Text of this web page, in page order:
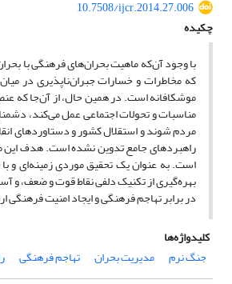
10.7508/ijcr.2014.27.006
چکیده
با وجود آن‌که ماهیت بحران‌های فرهنگی با
که مخاطرات و خسارات جبران‌ناپذیری در
موشکافانه است. در همین حال، از آن‌جا که
مناسبات و تحولات اجتماعی عمل می‌کند،
مردم شوند و استقلال کشور و دستاوردهای
راهبردهای جامع تدوین نشده است. هدف این
است. به عنوان یک تحقیق موردی زمینه‌ای و
بهره‌گیری از تکنیک دلفی نقاط قوت و ضعف،
در برابر تهاجم فرهنگی و ایجاد امنیت فرهنگی
کلیدواژه‌ها
جنگ نرم
مدیریت بحران تهاجم فرهنگی